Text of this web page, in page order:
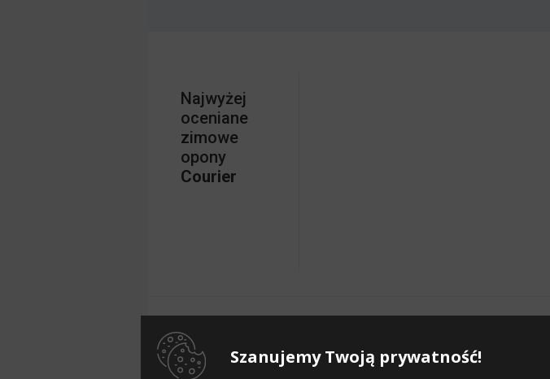
Szanujemy Twoją prywatność!
Najwyżej
oceniane
zimowe
opony
Courier